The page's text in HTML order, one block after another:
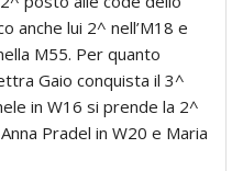
anche lui 2^ nell’M18 e
M55. Per quanto
Gaio conquista il 3^
in W16 si prende la 2^
Pradel in W20 e Maria